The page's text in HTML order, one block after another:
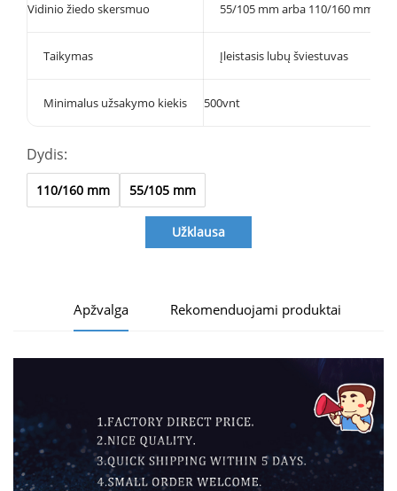
Vidinio žiedo skersmuo 55/105 mm arba 110/160 mm
Taikymas Įleistasis lubų šviestuvas
Minimalus užsakymo kiekis 500vnt
Dydis:
110/160 mm 55/105 mm
Užklausa
Apžvalga Rekomenduojami produktai